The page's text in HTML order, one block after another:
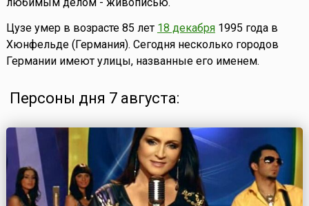
Цузе умер в возрасте 85 лет 18 декабря1995 года в
Хюнфельде (Германия). Сегодня несколько городов
Германии имеют улицы, названные его именем.
Персоны дня 7 августа: